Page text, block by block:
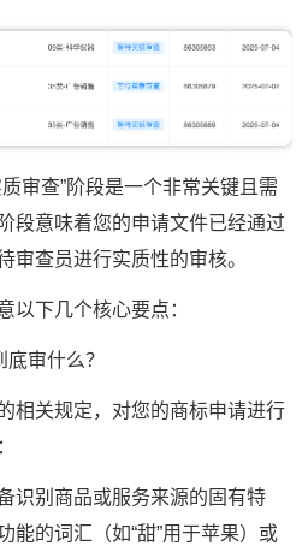
查”阶段是一个非常关键且需
段意味着您的申请文件已经通过
审查员进行实质性的审核。
下几个核心要点：
审什么？
关规定，对您的商标申请进行
别商品或服务来源的固有特
能的词汇（如“甜”用于苹果）或